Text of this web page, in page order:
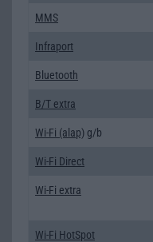
MMS
Infraport
Bluetooth
B/T extra
Wi-Fi (alap) g/b
Wi-Fi Direct
Wi-Fi extra
Wi-Fi HotSpot